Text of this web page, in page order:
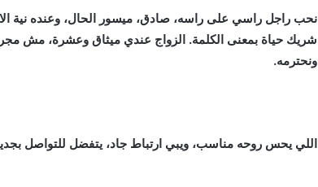
نحب راجل راسي على راسه، صادق، ميسور الحال، وعنده نية
شريك حياة بمعنى الكلمة. الزواج عندي ميثاق وعشرة، مش
ونحترمه.
اللي يحس روحه مناسب، ويبي ارتباط جاد، يتفضل للتواصل